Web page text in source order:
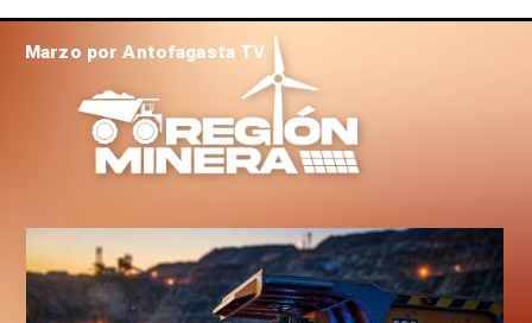
Marzo por Antofagasta TV